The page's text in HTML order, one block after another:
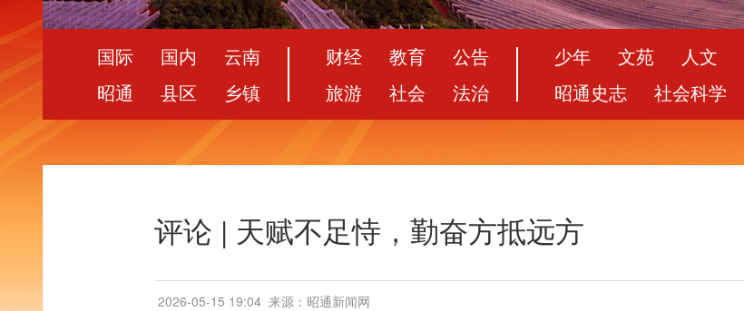
国际 国内
云南
昭通
县区 乡镇
财经 教育
公告
旅游
社会 法治
少年 文苑 人文
昭通史志
社会科学
评论 | 天赋不足恃，勤奋方抵远方
2026-05-15 19:04 来源：昭通新闻网